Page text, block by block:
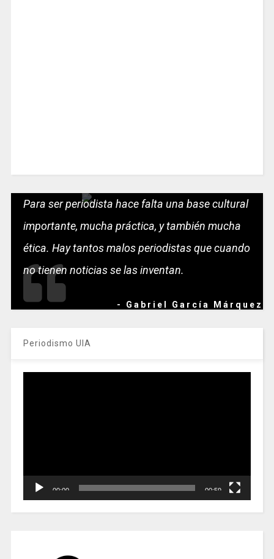
Para ser periodista hace falta una base cultural
importante, mucha práctica, y también mucha
ética. Hay tantos malos periodistas que cuando
no tienen noticias se las inventan.
- Gabriel García Márquez
Periodismo UIA
00:00 00:59